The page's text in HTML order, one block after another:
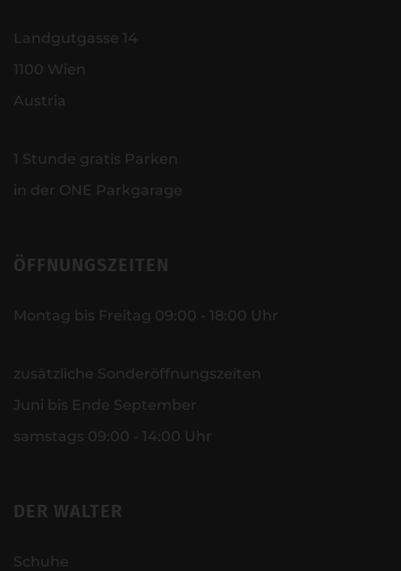
Landgutgasse 14
1100 Wien
Austria
1 Stunde gratis Parken
in der ONE Parkgarage
ÖFFNUNGSZEITEN
Montag bis Freitag 09:00 - 18:00 Uhr
zusätzliche Sonderöffnungszeiten
Juni bis Ende September
samstags 09:00 - 14:00 Uhr
DER WALTER
Schuhe